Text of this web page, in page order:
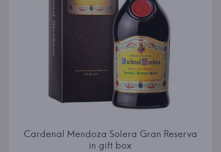
Cardenal Mendoza Solera Gran Reserva
in gift box